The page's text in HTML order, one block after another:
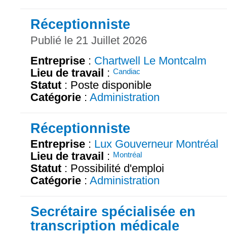
Réceptionniste
Publié le 21 Juillet 2026
Entreprise : Chartwell Le Montcalm
Lieu de travail : Candiac
Statut : Poste disponible
Catégorie : Administration
Réceptionniste
Entreprise : Lux Gouverneur Montréal
Lieu de travail : Montréal
Statut : Possibilité d'emploi
Catégorie : Administration
Secrétaire spécialisée en
transcription médicale